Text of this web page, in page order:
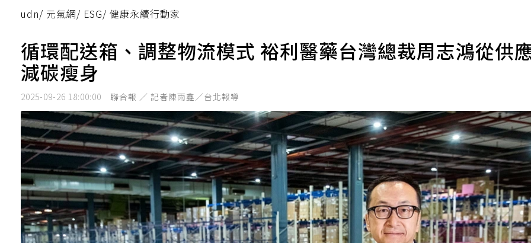
udn/ 元氣網/ ESG/ 健康永續行動家
循環配送箱、調整物流模式 裕利醫藥台灣總裁周志鴻從供
減碳瘦身
2025-09-26 18:00:00 聯合報 ／ 記者陳雨鑫／台北報導